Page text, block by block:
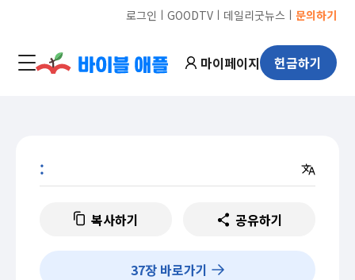
로그인 ㅣ GOODTVㅣ 데일리굿뉴스 ㅣ 문의하기
마이페이지 헌금하기
:
복사하기 공유하기
37장 바로가기